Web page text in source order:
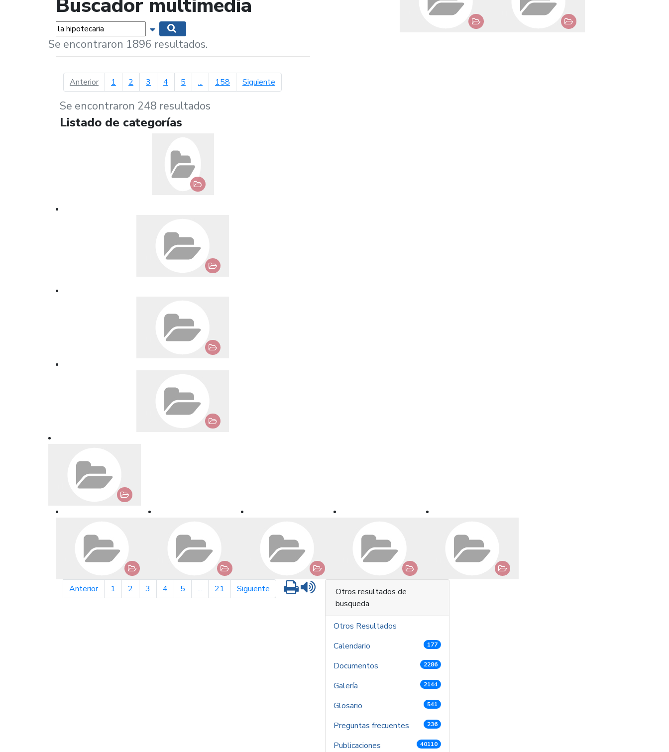
Buscador multimedia
Palabras... Mostrar opciones de búsqueda
Se encontraron 1896 resultados.
Anteriorpágina anterior
1 2 3 4 5 ... 158 Siguientepágina siguiente
Se encontraron 248 resultados
Listado de categorías
Anteriorpágina anterior
1 2 3 4 5 ... 21 Siguiente página siguiente
Imprimir
Otros resultados de
busqueda
Otros Resultados
Calendario
177
Documentos 2286
Galería 2144
Glosario 541
Preguntas frecuentes 236
Publicaciones 40110